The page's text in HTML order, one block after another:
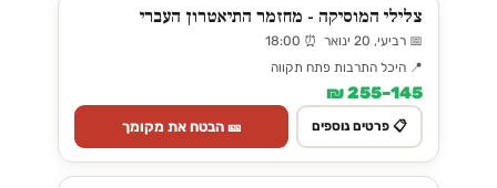
צלילי המוסיקה - מחזמר התיאטרון העברי
📅 רביעי, 20 ינואר ⏰ 18:00
📍 היכל התרבות פתח תקווה
145–255 ₪
📋 פרטים נוספים 🎫 הבטח את מקומך